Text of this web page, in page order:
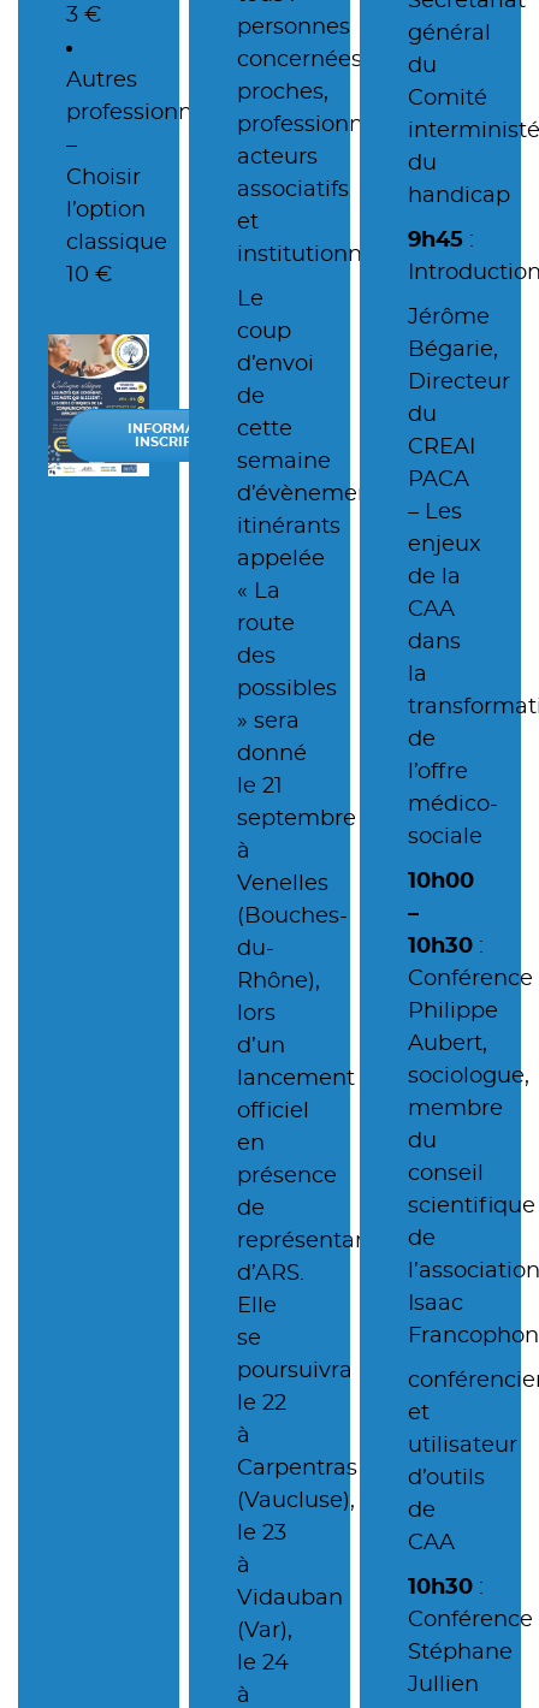
3 €
Autres
professionnels
–
Choisir
l’option
classique
10 €
INFORMATION-
INSCRIPTION
personnes
concernées,
proches,
professionnels,
acteurs
associatifs
et
institutionnels.
Le
coup
d’envoi
de
cette
semaine
d’évènements
itinérants
appelée
« La
route
des
possibles
» sera
donné
le 21
septembre
à
Venelles
(Bouches-
du-
Rhône),
lors
d’un
lancement
officiel
en
présence
de
représentants
d’ARS.
Elle
se
poursuivra
le 22
à
Carpentras
(Vaucluse),
le 23
à
Vidauban
(Var),
le 24
à
général
du
Comité
du
handicap
9h45 :
Jérôme
Bégarie,
Directeur
du
CREAI
PACA
– Les
enjeux
de la
CAA
dans
la
de
l’offre
médico-
sociale
10h00
–
10h30 :
Conférence
Philippe
Aubert,
sociologue,
membre
du
conseil
scientifique
de
Isaac
et
utilisateur
d’outils
de
CAA
10h30 :
Conférence
Stéphane
Jullien